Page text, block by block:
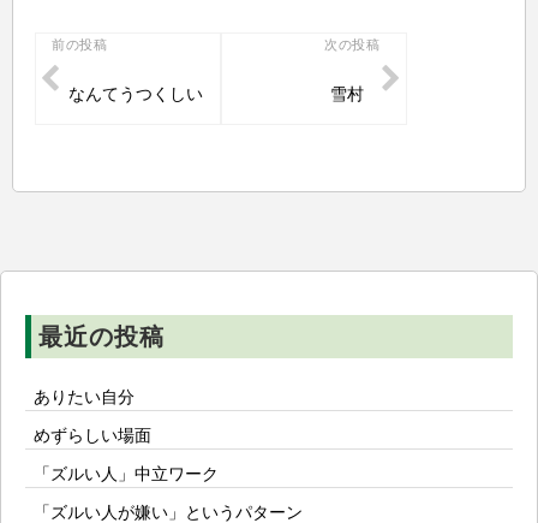
投
稿
ン
前の投稿
なんてうつくしい
次の投稿
雪村
最近の投稿
ありたい自分
めずらしい場面
「ズルい人」中立ワーク
「ズルい人が嫌い」というパターン